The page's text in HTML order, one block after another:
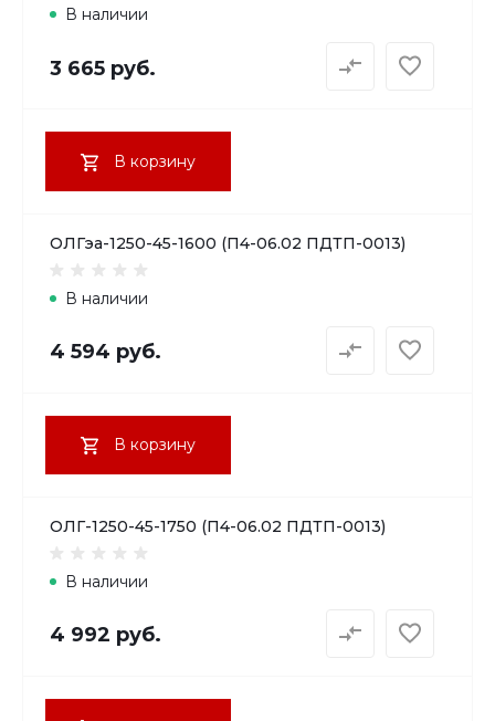
В наличии
3 665 руб.
В корзину
ОЛГэа-1250-45-1600 (П4-06.02 ПДТП-0013)
В наличии
4 594 руб.
В корзину
ОЛГ-1250-45-1750 (П4-06.02 ПДТП-0013)
В наличии
4 992 руб.